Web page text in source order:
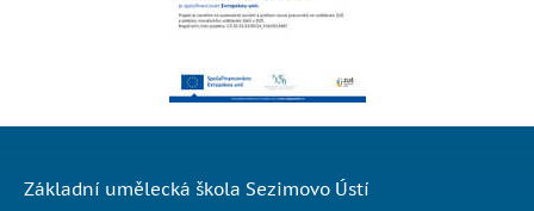
Základní umělecká škola Sezimovo Ústí